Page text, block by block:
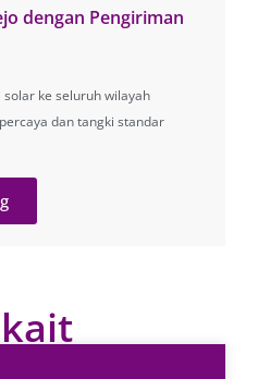
dengan Pengiriman
ke seluruh wilayah
dan tangki standar